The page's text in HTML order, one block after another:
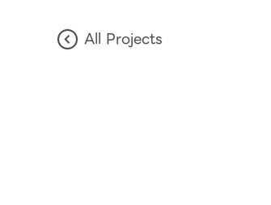
All Projects